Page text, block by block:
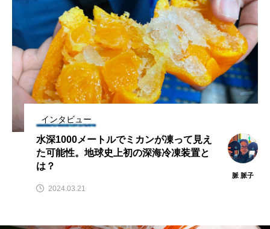
インタビュー
水深1000メートルでミカンが凍って見え
た可能性。地球史上初の深海冷凍装置と
は？
脈 脈子
2024.03.21